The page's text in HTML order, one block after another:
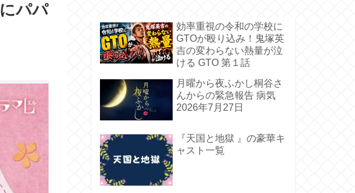
パパ
効率重視の令和の学校に
GTOが殴り込み！鬼塚英
吉の変わらない熱量が泣
ける GTO 第１話
月曜から夜ふかし桐谷さ
んからの緊急報告 病気
2026年7月27日
『天国と地獄 』の豪華キ
ャスト一覧